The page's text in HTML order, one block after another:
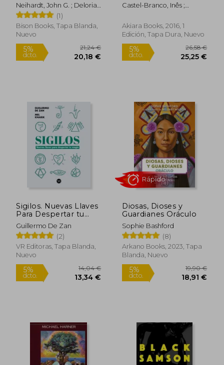
Neihardt, John G. ; Deloria,
Philip J. ; Deloria, Vine
(1)
Bison Books, Tapa Blanda,
Nuevo
5%
dcto.
Castel-Branco, Inês ;
Akiara Books, 2016, 1
Edición, Tapa Dura, Nuevo
5%
dcto.
Sigilos. Nuevas Llaves
Para Despertar tu
Magia
Guillermo De Zan
(2)
VR Editoras, Tapa Blanda,
Nuevo
Diosas, Dioses y
Guardianes Oráculo
Sophie Bashford
(8)
Arkano Books, 2023, Tapa
Blanda, Nuevo